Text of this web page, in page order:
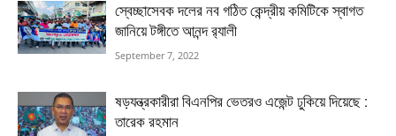
স্বেচ্ছাসেবক দলের নব গঠিত কেন্দ্রীয় কমিটিকে স্বাগত
জানিয়ে টঙ্গীতে আনন্দ র‌্যালী
September 7, 2022
ষড়যন্ত্রকারীরা বিএনপির ভেতরও এজেন্ট ঢুকিয়ে দিয়েছে :
তারেক রহমান